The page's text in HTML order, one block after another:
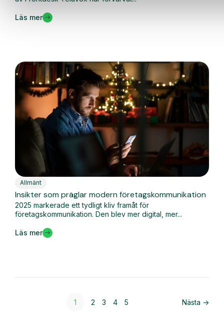
Läs mer
Allmänt
Insikter som präglar modern företagskommunikation
2025 markerade ett tydligt kliv framåt för
företagskommunikation. Den blev mer digital, mer...
Läs mer
1 2 3 4 5 Nästa ->